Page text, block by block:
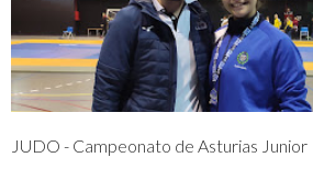
JUDO - Campeonato de Asturias Junior